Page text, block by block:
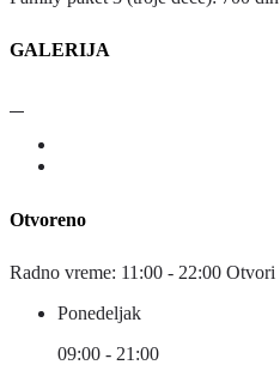
GALERIJA
Otvoreno
Radno vreme: 11:00 - 22:00 Otvori
Ponedeljak
09:00 - 21:00